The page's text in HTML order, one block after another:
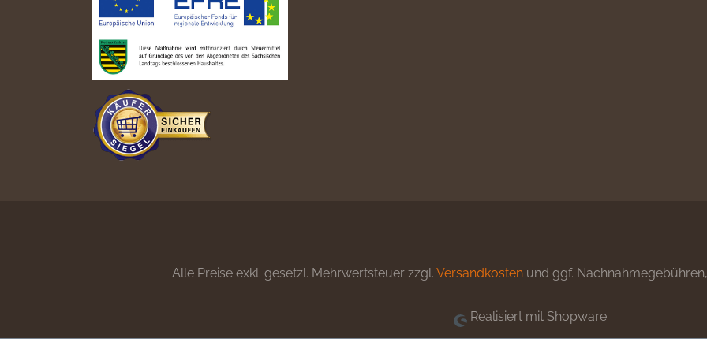
Alle Preise exkl. gesetzl. Mehrwertsteuer zzgl. Versandkosten und ggf.
Realisiert mit Shopware